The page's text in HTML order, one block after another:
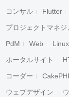
コンサル Flutter
プロジェクトマネジ
PdM Web Linux
ポータルサイト
コーダー
ウェブデザイン